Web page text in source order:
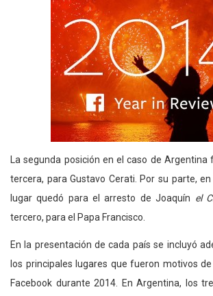
La segunda posición en el caso de Argentina
tercera, para Gustavo Cerati. Por su parte,
lugar quedó para el arresto de Joaquín el
tercero, para el Papa Francisco.
En la presentación de cada país se incluyó
los principales lugares que fueron motivos
Facebook durante 2014. En Argentina, los